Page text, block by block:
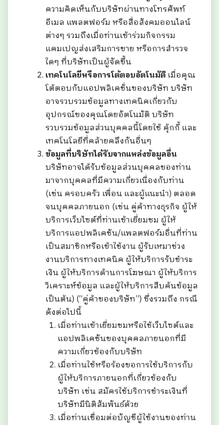
ความคิดเห็นกับบริษัทผ่านทางโทรศัพท์
อีเมล แพลตฟอร์ม หรือสื่อสังคมออนไลน์
ต่างๆ รวมถึงเมื่อท่านเข้าร่วมกิจกรรม
แคมเปญส่งเสริมการขาย หรือการสำรวจ
ใดๆ ที่บริษัทเป็นผู้จัดขึ้น
เทคโนโลยีหรือการโต้ตอบอัตโนมัติเมื่อคุณ
โต้ตอบกับแอปพลิเคชั่นของบริษัท บริษัท
อาจรวบรวมข้อมูลทางเทคนิคเกี่ยวกับ
อุปกรณ์ของคุณโดยอัตโนมัติ บริษัท
รวบรวมข้อมูลส่วนบุคคลนี้โดยใช้ คุ้กกี้ และ
เทคโนโลยีที่คล้ายคลึงกันอื่นๆ
ข้อมูลที่บริษัทได้รับจากแหล่งข้อมูลอื่น
บริษัทอาจได้รับข้อมูลส่วนบุคคลของท่าน
มาจากบุคคลที่มีความเกี่ยวเนื่องกับท่าน
(เช่น ครอบครัว เพื่อน และผู้แนะนำ) ตลอด
จนบุคคลภายนอก (เช่น คู่ค้าทางธุรกิจ ผู้ให้
บริการเว็บไซต์ที่ท่านเข้าเยี่ยมชม ผู้ให้
บริการแอปพลิเคชัน/แพลตฟอร์มอื่นที่ท่าน
เป็นสมาชิกหรือเข้าใช้งาน ผู้รับเหมาช่วง
งานบริการทางเทคนิค ผู้ให้บริการรับชำระ
เงิน ผู้ให้บริการด้านการโฆษณา ผู้ให้บริการ
วิเคราะห์ข้อมูล และผู้ให้บริการสืบค้นข้อมูล
เป็นต้น) (“คู่ค้าของบริษัท”) ซึ่งรวมถึง กรณี
ดังต่อไปนี้
เมื่อท่านเข้าเยี่ยมชมหรือใช้เว็บไซต์และ
แอปพลิเคชันของบุคคลภายนอกที่มี
ความเกี่ยวข้องกับบริษัท
เมื่อท่านใช้หรือร้องขอการใช้บริการกับ
ผู้ให้บริการภายนอกที่เกี่ยวข้องกับ
บริษัท เช่น สมัครใช้บริการชำระเงินที่
บริษัทมีนิติสัมพันธ์ด้วย
เมื่อท่านเชื่อมต่อบัญชีผู้ใช้งานของท่าน